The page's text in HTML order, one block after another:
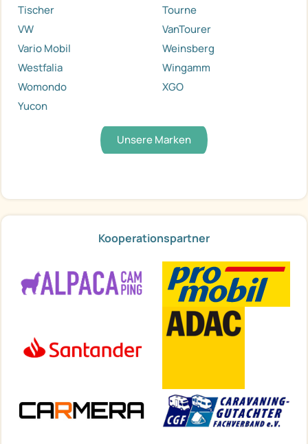
Tischer
Tourne
VW
VanTourer
Vario Mobil
Weinsberg
Westfalia
Wingamm
Womondo
XGO
Yucon
Unsere Marken
Kooperationspartner